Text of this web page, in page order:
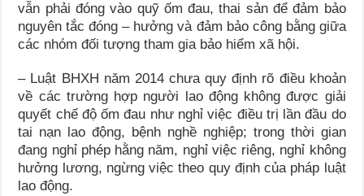
vẫn phải đóng vào quỹ ốm đau, thai sản để đảm bảo
nguyên tắc đóng – hưởng và đảm bảo công bằng giữa
các nhóm đối tượng tham gia bảo hiểm xã hội.
– Luật BHXH năm 2014 chưa quy định rõ điều khoản
về các trường hợp người lao động không được giải
quyết chế độ ốm đau như nghỉ việc điều trị lần đầu do
tai nạn lao động, bệnh nghề nghiệp; trong thời gian
đang nghỉ phép hằng năm, nghỉ việc riêng, nghỉ không
hưởng lương, ngừng việc theo quy định của pháp luật
lao động.